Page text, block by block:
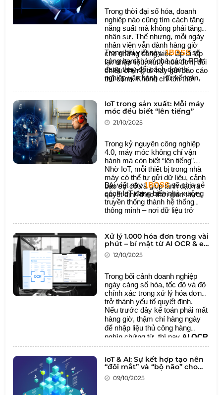
Trong thời đại số hóa, doanh
nghiệp nào cũng tìm cách tăng
năng suất mà không phải tăng
nhân sự. Thế nhưng, mỗi ngày
nhân viên vẫn dành hàng giờ
cho những công việc lặp đi lặp
lại: nhập liệu, xử lý hóa đơn, đối
chiếu chứng từ hay gửi báo cáo
thủ công. Không chỉ tốn thời
Trong bài viết này,1BOSS sẽ
cùng bạn khám phá cách RPA
đang thay đổi cách doanh
nghiệp vận hành – từ kế toán,
động, chính xác và thông minh
hơn.
IoT trong sản xuất: Mỗi máy
móc đều biết “lên tiếng”
21/10/2025
Trong kỷ nguyên công nghiệp
4.0, máy móc không chỉ vận
hành mà còn biết “lên tiếng”.
Nhờ IoT, mỗi thiết bị trong nhà
máy có thể tự gửi dữ liệu, cảnh
báo sự cố và giúp lãnh đạo ra
quyết định theo thời gian thực.
Bài viết này1BOSSsẽ chia sẻ
cách IoT đang biến nhà xưởng
truyền thống thành hệ thống
thông minh – nơi dữ liệu trở
Xử lý 1.000 hóa đơn trong vài
phút – bí mật từ AI OCR & e-
Invoice
12/10/2025
Trong bối cảnh doanh nghiệp
ngày càng số hóa, tốc độ và độ
chính xác trong xử lý hóa đơn
trở thành yếu tố quyết định.
Nếu trước đây kế toán phải mất
hàng giờ, thậm chí hàng ngày
để nhập liệu thủ công hàng
nghìn chứng từ, thì nay AI OCR
và e-Invoiceđã mở ra một kỷ
nguyên mới: tự động hóa quy
trình tài chính, tiết kiệm thời
gian và giảm thiểu sai sót.
IoT & AI: Sự kết hợp tạo nên
“đôi mắt” và “bộ não” cho
doanh nghiệp
09/10/2025